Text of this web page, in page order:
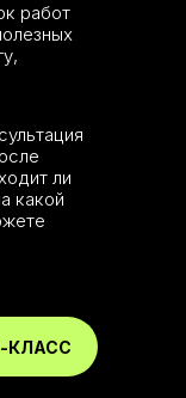
КЛАСС
ли
какой
работ